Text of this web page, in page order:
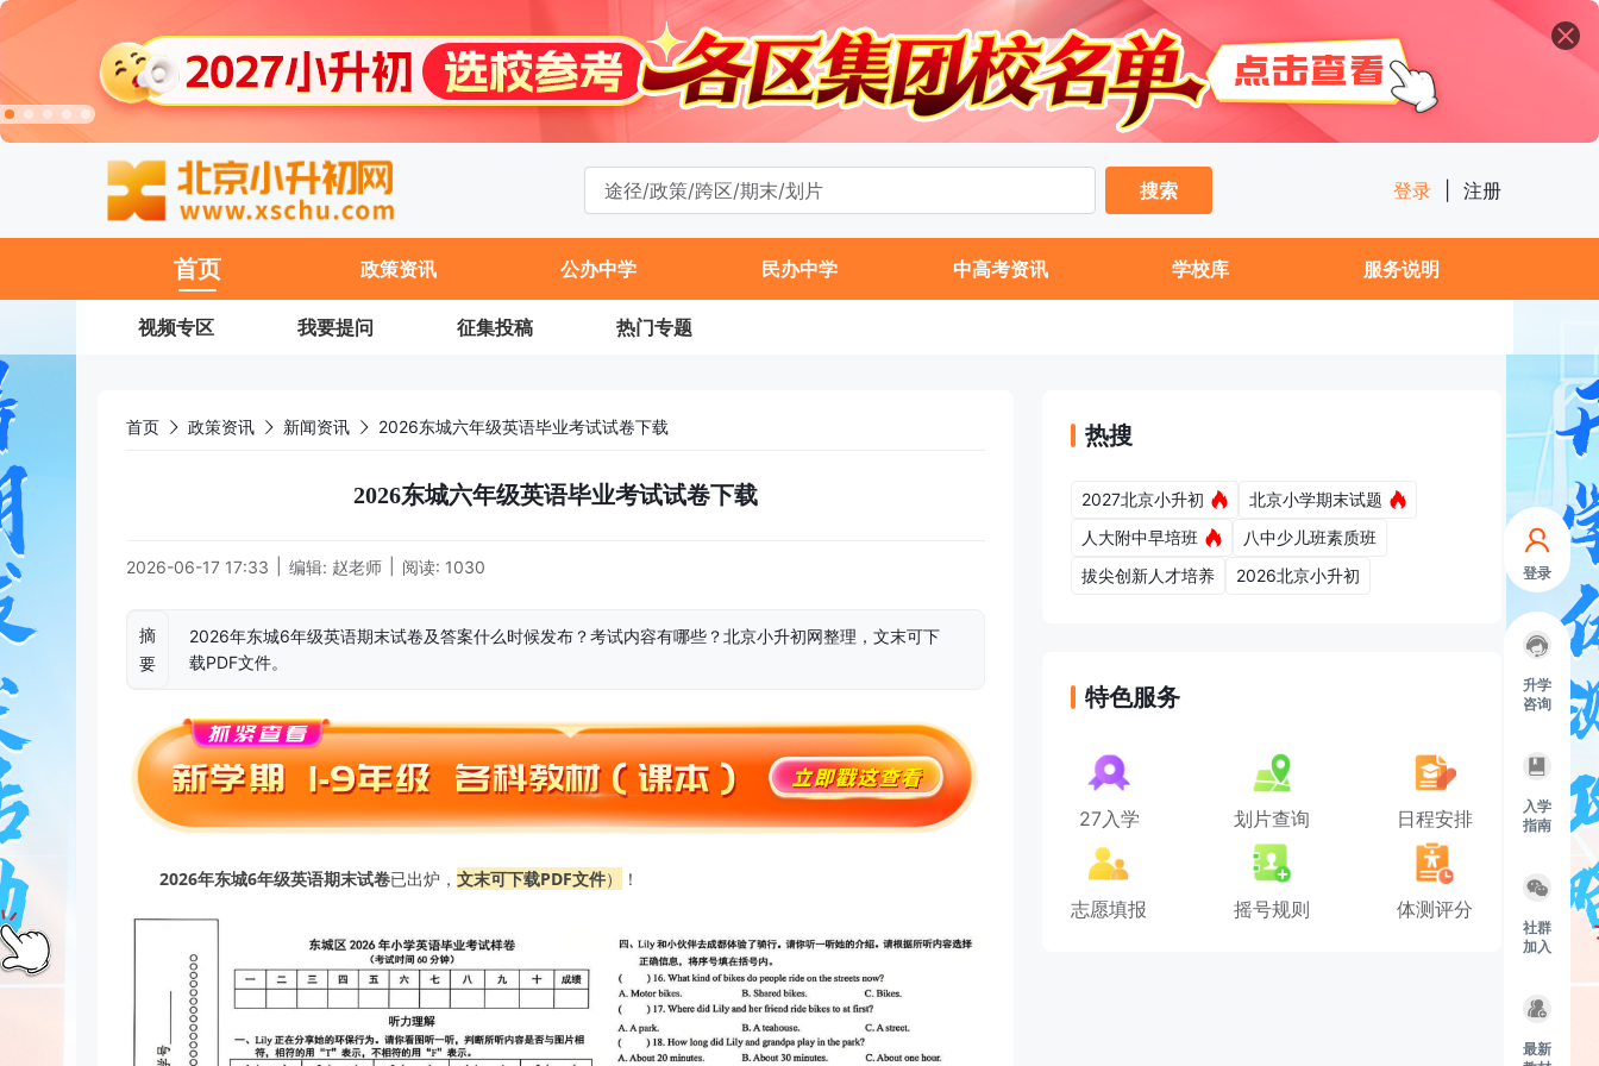
登录
升学
咨询
入学
指南
社群
加入
最新
搜索
登录 注册
首页 政策资讯 公办中学 民办中学 中高考资讯 学校库 服务说明
视频专区 我要提问 征集投稿 热门专题
首页 政策资讯 新闻资讯 2026东城六年级英语毕业考试试卷下载
2026东城六年级英语毕业考试试卷下载
2026-06-17 17:33 编辑: 赵老师 阅读: 1030
摘
要
2026年东城6年级英语期末试卷及答案什么时候发布？考试内容有哪些？北京小升初网整理，文末可下
载PDF文件。
2026年东城6年级英语期末试卷已出炉， 文末可下载PDF文件） ！
热搜
2027北京小升初
北京小学期末试题
人大附中早培班
八中少儿班素质班
拔尖创新人才培养
2026北京小升初
特色服务
27入学 划片查询 日程安排
志愿填报 摇号规则 体测评分